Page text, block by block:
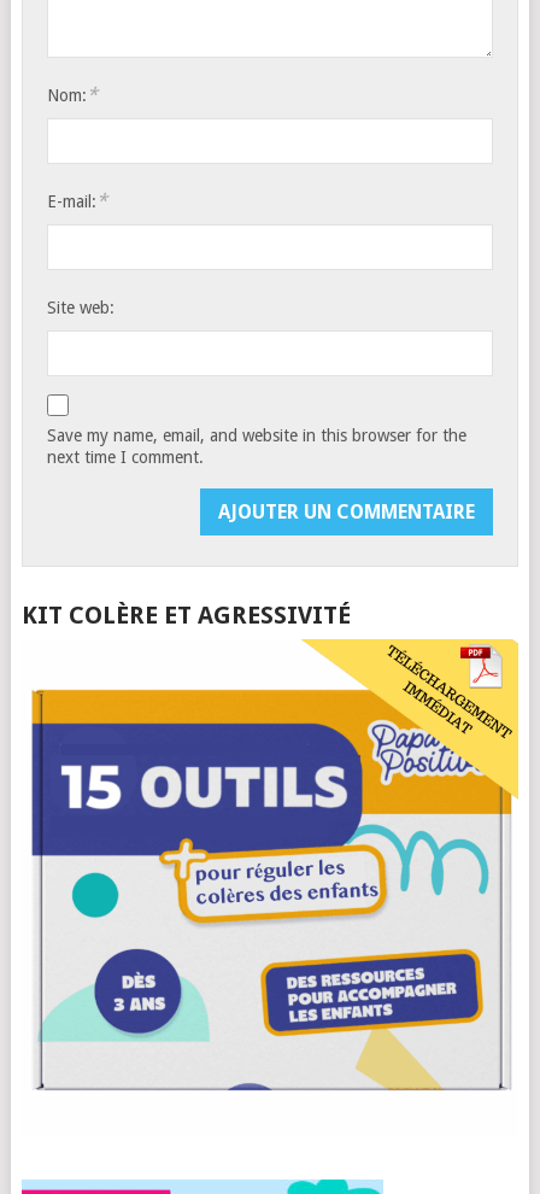
Nom: *
E-mail: *
Site web:
Save my name, email, and website in this browser for the
next time I comment.
KIT COLÈRE ET AGRESSIVITÉ